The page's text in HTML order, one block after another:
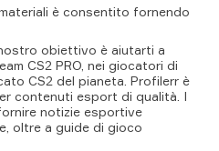
è consentito fornendo
obiettivo è aiutarti a
CS2 PRO, nei giocatori di
CS2 del pianeta. Profilerr è
contenuti esport di qualità. I
notizie esportive
oltre a guide di gioco